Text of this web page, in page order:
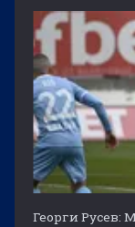
Георги Русев: